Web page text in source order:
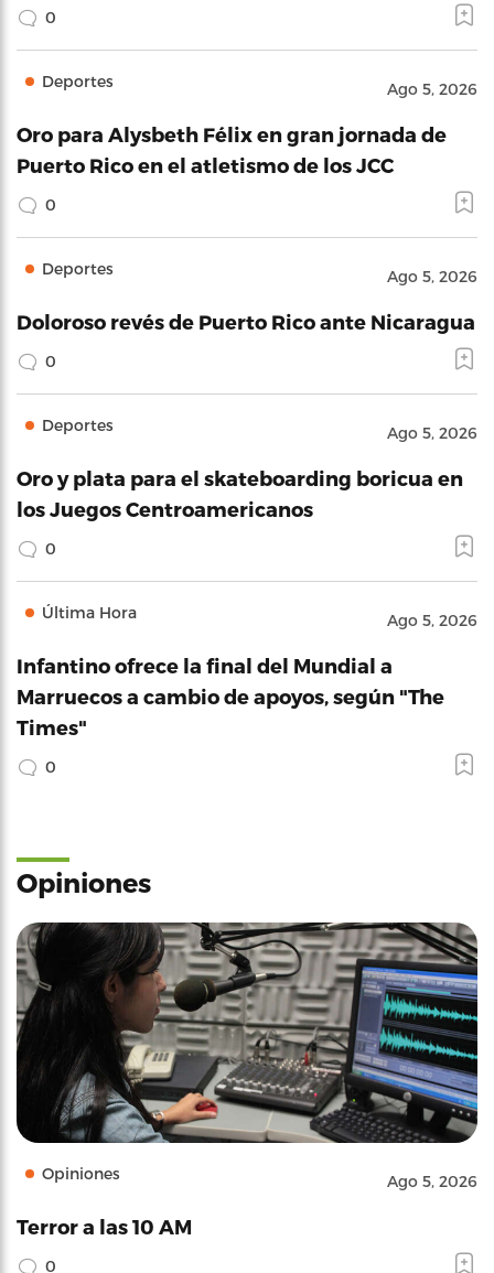
0
Deportes Ago 5, 2026
Oro para Alysbeth Félix en gran jornada de
Puerto Rico en el atletismo de los JCC
0
Deportes Ago 5, 2026
Doloroso revés de Puerto Rico ante Nicaragua
0
Deportes Ago 5, 2026
Oro y plata para el skateboarding boricua en
los Juegos Centroamericanos
0
Última Hora Ago 5, 2026
Infantino ofrece la final del Mundial a
Marruecos a cambio de apoyos, según "The
Times"
0
Opiniones
Opiniones Ago 5, 2026
Terror a las 10 AM
0